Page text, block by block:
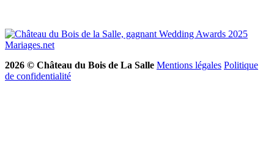
2026 © Château du Bois de La Salle Mentions légales Politique
de confidentialité